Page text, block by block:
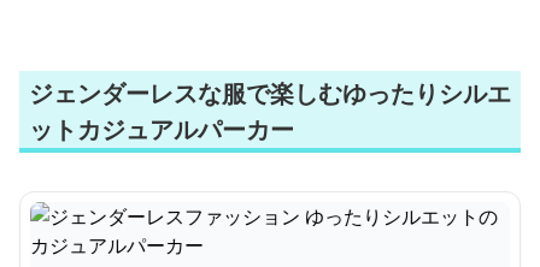
ジェンダーレスな服で楽しむゆったりシルエ
ットカジュアルパーカー